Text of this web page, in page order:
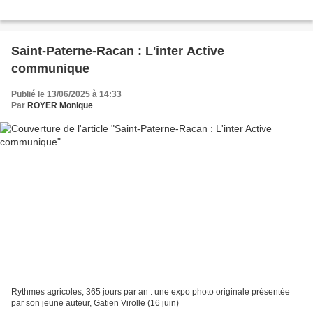
Saint-Paterne-Racan : L'inter Active
communique
Publié le 13/06/2025 à 14:33
Par ROYER Monique
Rythmes agricoles, 365 jours par an : une expo photo originale présentée
par son jeune auteur, Gatien Virolle (16 juin)